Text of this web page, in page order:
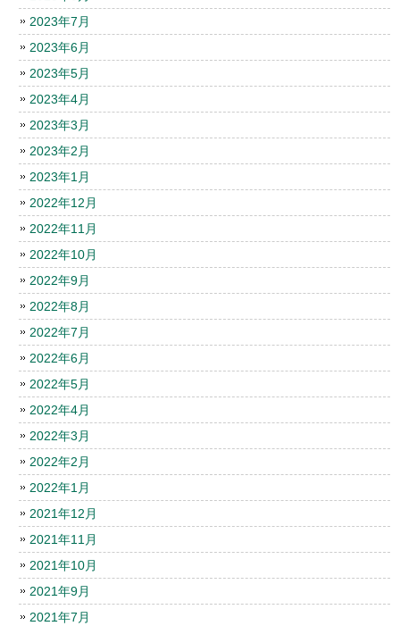
2023年7月
2023年6月
2023年5月
2023年4月
2023年3月
2023年2月
2023年1月
2022年12月
2022年11月
2022年10月
2022年9月
2022年8月
2022年7月
2022年6月
2022年5月
2022年4月
2022年3月
2022年2月
2022年1月
2021年12月
2021年11月
2021年10月
2021年9月
2021年7月